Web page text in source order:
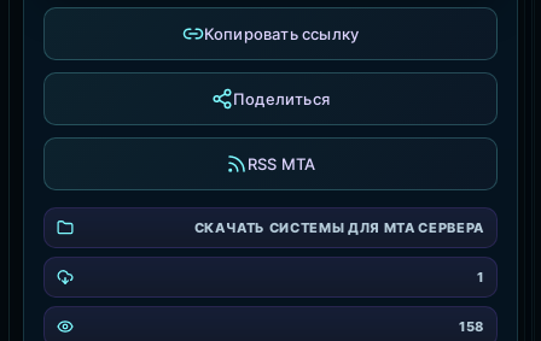
Копировать ссылку
Поделиться
RSS MTA
СКАЧАТЬ СИСТЕМЫ ДЛЯ MTA СЕРВЕРА
1
158